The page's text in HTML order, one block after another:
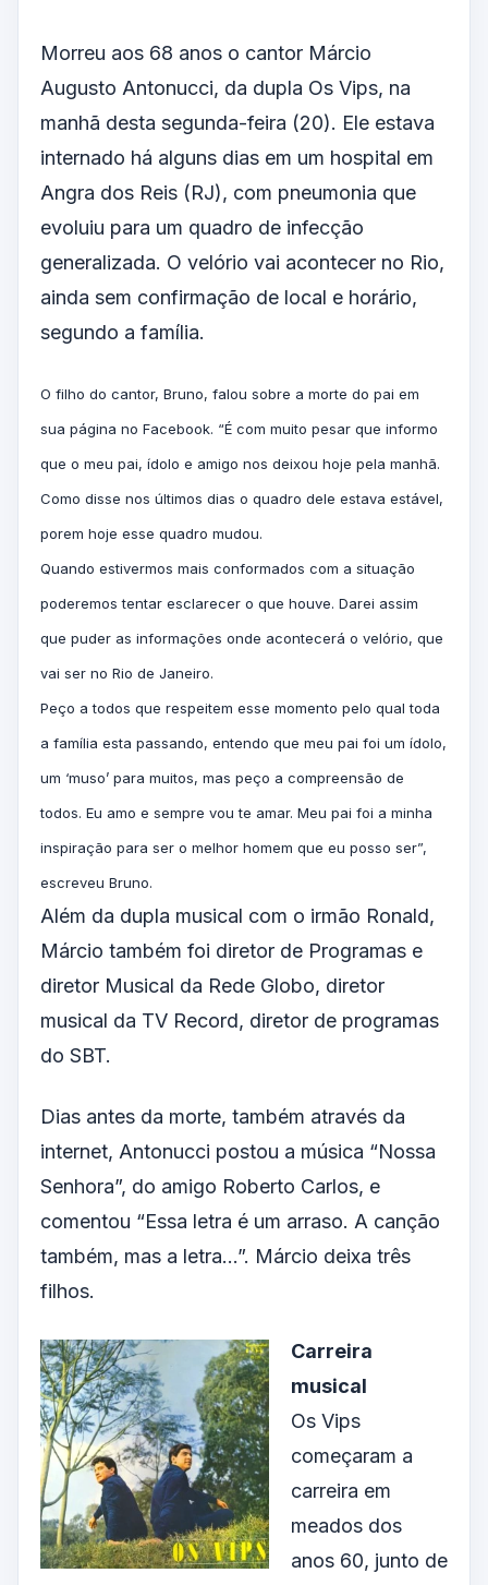
Morreu aos 68 anos o cantor Márcio
Augusto Antonucci, da dupla Os Vips, na
manhã desta segunda-feira (20). Ele estava
internado há alguns dias em um hospital em
Angra dos Reis (RJ), com pneumonia que
evoluiu para um quadro de infecção
generalizada. O velório vai acontecer no Rio,
ainda sem confirmação de local e horário,
segundo a família.
O filho do cantor, Bruno, falou sobre a morte do pai em
sua página no Facebook. “É com muito pesar que informo
que o meu pai, ídolo e amigo nos deixou hoje pela manhã.
Como disse nos últimos dias o quadro dele estava estável,
porem hoje esse quadro mudou.
Quando estivermos mais conformados com a situação
poderemos tentar esclarecer o que houve. Darei assim
que puder as informações onde acontecerá o velório, que
vai ser no Rio de Janeiro.
Peço a todos que respeitem esse momento pelo qual toda
a família esta passando, entendo que meu pai foi um ídolo,
um ‘muso’ para muitos, mas peço a compreensão de
todos. Eu amo e sempre vou te amar. Meu pai foi a minha
inspiração para ser o melhor homem que eu posso ser”,
escreveu Bruno.
Além da dupla musical com o irmão Ronald,
Márcio também foi diretor de Programas e
diretor Musical da Rede Globo, diretor
musical da TV Record, diretor de programas
do SBT.
Dias antes da morte, também através da
internet, Antonucci postou a música “Nossa
Senhora”, do amigo Roberto Carlos, e
comentou “Essa letra é um arraso. A canção
também, mas a letra…”. Márcio deixa três
filhos.
Carreira
musical
Os Vips
começaram a
carreira em
meados dos
anos 60, junto de